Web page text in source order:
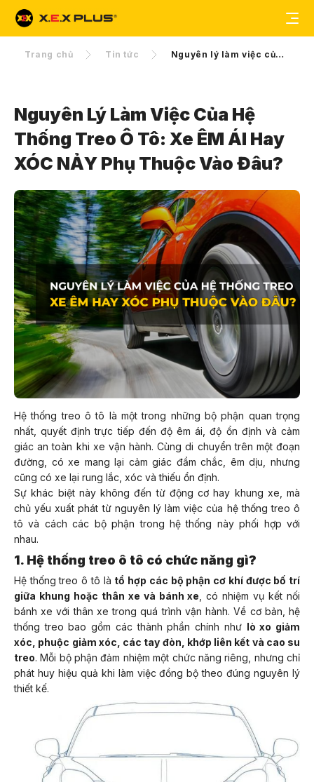
Trang chủ Tin tức Nguyên lý làm việc của hệ thống treo ô tô: Xe ÊM ÁI hay XÓC NẢY phụ thuộc vào đâu?
Nguyên Lý Làm Việc Của Hệ
Thống Treo Ô Tô: Xe ÊM ÁI Hay
XÓC NẢY Phụ Thuộc Vào Đâu?
Hệ thống treo ô tô là một trong những bộ phận quan trọng
nhất, quyết định trực tiếp đến độ êm ái, độ ổn định và cảm
giác an toàn khi xe vận hành. Cùng di chuyển trên một đoạn
đường, có xe mang lại cảm giác đầm chắc, êm dịu, nhưng
cũng có xe lại rung lắc, xóc và thiếu ổn định.
Sự khác biệt này không đến từ động cơ hay khung xe, mà
chủ yếu xuất phát từ nguyên lý làm việc của hệ thống treo ô
tô và cách các bộ phận trong hệ thống này phối hợp với
nhau.
1. Hệ thống treo ô tô có chức năng gì?
Hệ thống treo ô tô là tổ hợp các bộ phận cơ khí được bố trí
giữa khung hoặc thân xe và bánh xe , có nhiệm vụ kết nối
bánh xe với thân xe trong quá trình vận hành. Về cơ bản, hệ
thống treo bao gồm các thành phần chính như lò xo giảm
xóc, phuộc giảm xóc, các tay đòn, khớp liên kết và cao su
treo. Mỗi bộ phận đảm nhiệm một chức năng riêng, nhưng chỉ
phát huy hiệu quả khi làm việc đồng bộ theo đúng nguyên lý
thiết kế.